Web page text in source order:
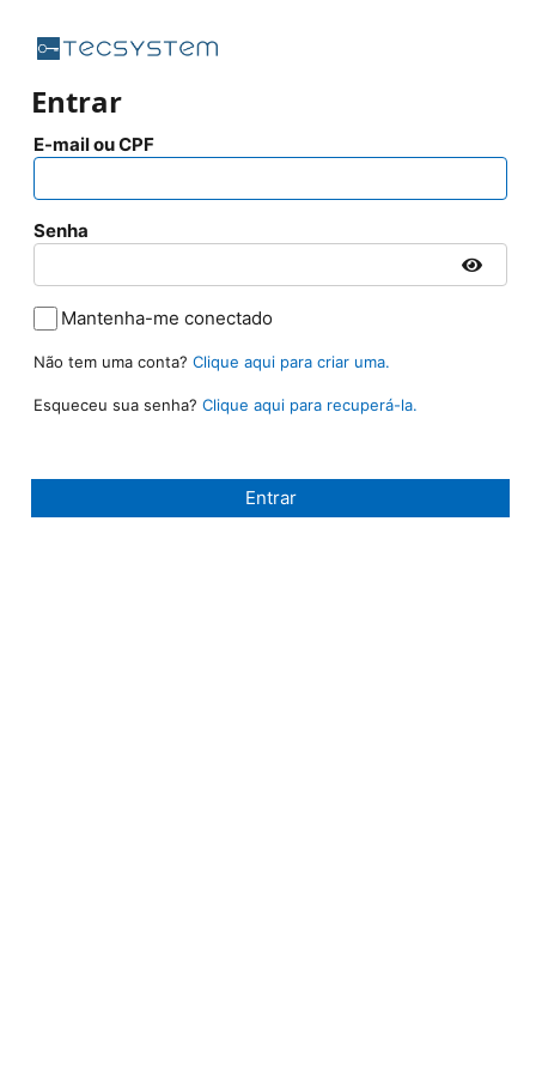
Entrar
E-mail ou CPF
Senha
Mantenha-me conectado
Não tem uma conta? Clique aqui para criar uma.
Esqueceu sua senha? Clique aqui para recuperá-la.